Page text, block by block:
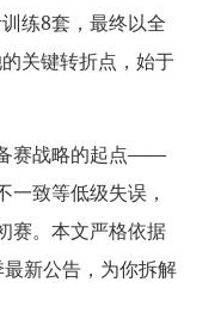
练8套，最终以全
关键转折点，始于
赛战略的起点——
一致等低级失误，
赛。本文严格依据
新公告，为你拆解